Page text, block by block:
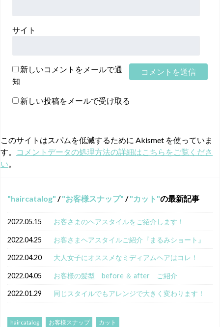
サイト
新しいコメントをメールで通
知
新しい投稿をメールで受け取る
このサイトはスパムを低減するために Akismet を使っていま
す。
コメントデータの処理方法の詳細はこちらをご覧くださ
い。
haircatalog / お客様スナップ / カット の最新記事
2022.05.15 お客さまのヘアスタイルをご紹介します！
2022.04.25 お客さまヘアスタイルご紹介『まるみショート』
2022.04.20 大人女子にオススメなミディアムヘアはコレ！
2022.04.05 お客様の髪型 before ＆ after ご紹介
2022.01.29 同じスタイルでもアレンジで大きく変わります！
haircatalog お客様スナップ カット